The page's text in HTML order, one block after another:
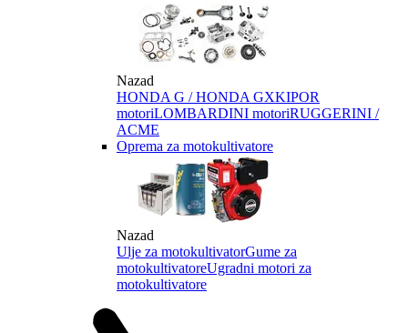
Nazad
HONDA G / HONDA GXKIPOR
motoriLOMBARDINI motoriRUGGERINI /
ACME
Oprema za motokultivatore
Nazad
Ulje za motokultivatorGume za
motokultivatoreUgradni motori za
motokultivatore